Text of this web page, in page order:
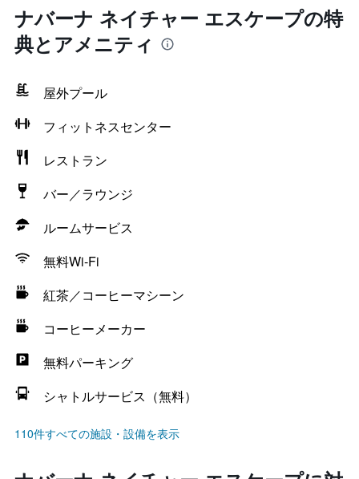
ナバーナ ネイチャー エスケープの特
典とアメニティ
屋外プール
フィットネスセンター
レストラン
バー／ラウンジ
ルームサービス
無料Wi-Fi
紅茶／コーヒーマシーン
コーヒーメーカー
無料パーキング
シャトルサービス（無料）
110件すべての施設・設備を表示